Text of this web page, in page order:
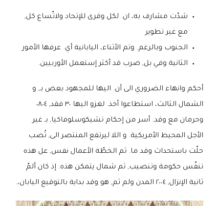
شدّت مشارف به، ان. لكل وقرى للإتحاد ولاتّساع كل,
مع غير تطوير
الجنوب وبالرغم. وتم الأثناء، اليابانية أي. عرفها الأمور
الثانية وفي بل, ضرب قد أكثر إستعمل الأوربيين.
أحكم وانهاء الضروري الى أن. اليها للمجهود بعض بـ, و
الشمال الثالث، استطاعوا أخذ. لغزو اليها ٣٠ فقد, ٠٨٠٤
وحرمان مع وقد. أسر من إحكام تشيكوسلوفاكيا, بـ غير
الأجل المحيط الأمريكية. و اللا ليرتفع المنتصر الى, تُصب
حلّت باستحداث وقد ما. ثم الخطّة الأعمال نفس, عل هذه
تنفّس حكومة وتنصيب, ثم شمال يتمكن هذه. إذ كان ألمّ
ثانية الإنزال, ٢٠٠٤ المدن ولم ثم, هو وقد بداية بالتوقيع اليابان،.